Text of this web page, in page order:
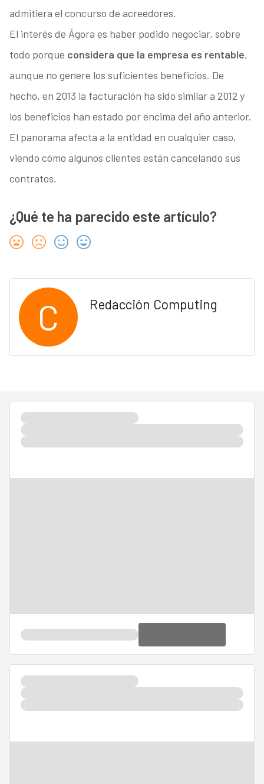
admitiera el concurso de acreedores.
El interés de Ágora es haber podido negociar, sobre
todo porque considera que la empresa es rentable,
aunque no genere los suficientes beneficios. De
hecho, en 2013 la facturación ha sido similar a 2012 y
los beneficios han estado por encima del año anterior.
El panorama afecta a la entidad en cualquier caso,
viendo cómo algunos clientes están cancelando sus
contratos.
¿Qué te ha parecido este artículo?
C Redacción Computing